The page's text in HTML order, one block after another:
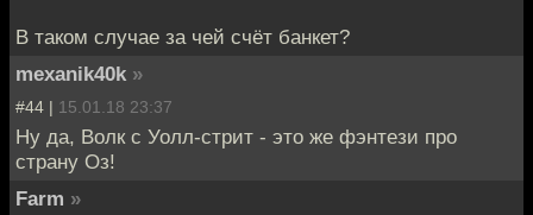
В таком случае за чей счёт банкет?
mexanik40k »
#44 | 15.01.18 23:37
Ну да, Волк с Уолл-стрит - это же фэнтези про
страну Оз!
Farm »